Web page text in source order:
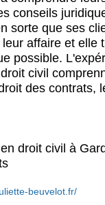
conseils
sorte que ses
affaire et elle
possible.
civil
des contrats,
droit civil à
beuvelot.fr/